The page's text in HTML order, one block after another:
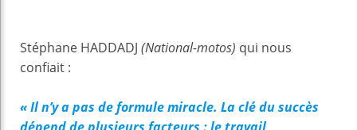
Stéphane HADDADJ (National-motos) qui nous
confiait :
« Il n’y a pas de formule miracle. La clé du succès